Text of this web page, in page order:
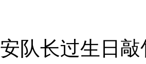
庆生：两六旬儿子陪跳
队长过生日